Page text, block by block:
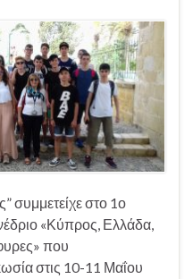
συμμετείχε στο 1ο
«Κύπρος, Ελλάδα,
που
στις 10-11 Μαΐου